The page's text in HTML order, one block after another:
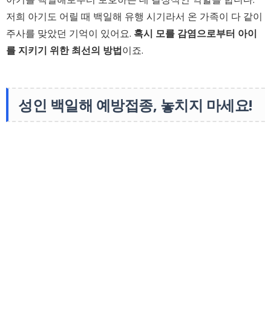
저희 아기도 어릴 때 백일해 유행 시기라서 온 가족이 다 같이
주사를 맞았던 기억이 있어요. 혹시 모를 감염으로부터 아이
를 지키기 위한 최선의 방법이죠.
성인 백일해 예방접종, 놓치지 마세요!